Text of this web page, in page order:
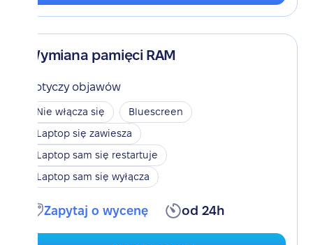
Wymiana pamięci RAM
Dotyczy objawów
Nie włącza się
Bluescreen
Laptop się zawiesza
Laptop sam się restartuje
Laptop sam się wyłącza
Zapytaj o wycenę od 24h